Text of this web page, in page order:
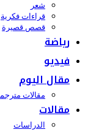
شعر
قراءات فكرية
قصص قصيرة
رياضة
فيديو
مقال اليوم
مقالات مترجمة
مقالات
الدراسات